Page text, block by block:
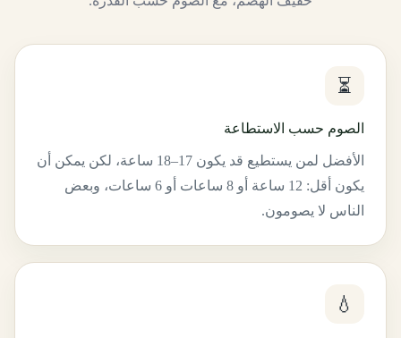
⏳
الصوم حسب الاستطاعة
الأفضل لمن يستطيع قد يكون 17–18 ساعة، لكن يمكن أن
يكون أقل: 12 ساعة أو 8 ساعات أو 6 ساعات، وبعض
الناس لا يصومون.
💧